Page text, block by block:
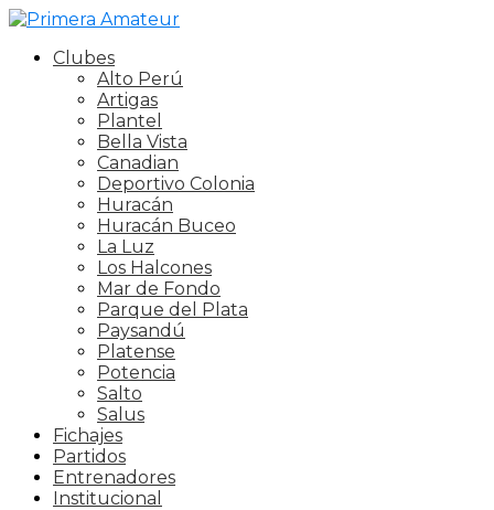
Clubes
Alto Perú
Artigas
Plantel
Bella Vista
Canadian
Deportivo Colonia
Huracán
Huracán Buceo
La Luz
Los Halcones
Mar de Fondo
Parque del Plata
Paysandú
Platense
Potencia
Salto
Salus
Fichajes
Partidos
Entrenadores
Institucional